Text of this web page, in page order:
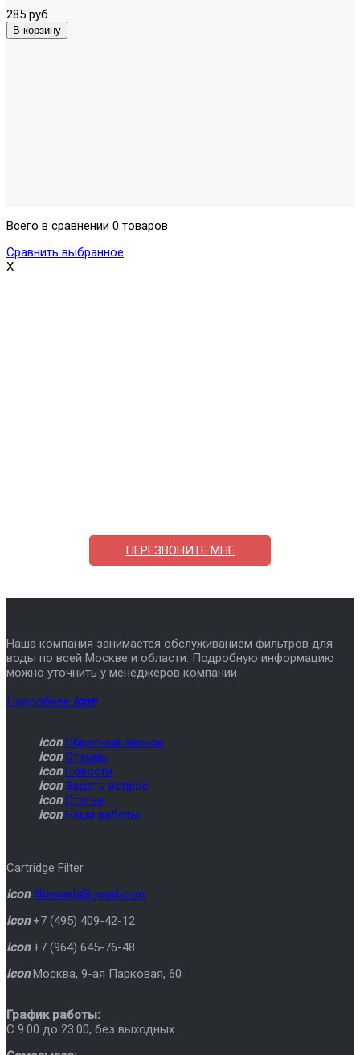
285 руб
Всего в сравнении 0 товаров
Сравнить выбранное
X
ПЕРЕЗВОНИТЕ МНЕ
Наша компания занимается обслуживанием фильтров для
воды по всей Москве и области. Подробную информацию
можно уточнить у менеджеров компании
Подробнее icon
icon Обратный звонок
icon Отзывы
icon Новости
icon Задать вопрос
icon Статьи
icon Наши работы
Cartridge Filter
icon filtermeb@gmail.com
icon +7 (495) 409-42-12
icon +7 (964) 645-76-48
icon Москва, 9-ая Парковая, 60
График работы:
C 9.00 до 23.00, без выходных